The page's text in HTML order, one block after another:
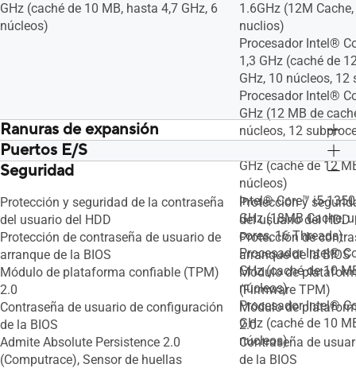
GHz (caché de 10 MB, hasta 4,7 GHz, 6
núcleos)
1.6GHz (12M
nuclios)
Procesador Intel®
1,3 GHz (caché de
GHz, 10 núcleos, 12
Procesador Intel®
GHz (12 MB de
núcleos, 12
Procesador Intel®
GHz (caché de 12
núcleos)
Intel® Core™ i5-
GHz (18MB Cache,
cores, 16 Threads)
Procesador Intel®
GHz (caché de 10
núcleos)
Procesador Intel®
GHz (caché de 10
núcleos)
Ranuras de expansión
1x M.2 2280 PCIe 4.0x4
1x M.2 2230 PCIe 4.0x4
2x DDR5 SO-DIMM slots
1x M.2 2280 PCIe
1x M.2 2230 PCIe
2x DDR5 SO-DIMM
Puertos E/S
2 x USB 3.2 de 2.ª generación tipo C
2 x USB 3.2 de 1.ª generación tipo A, 1 x
Gigabit Ethernet RJ45
1 x Conector de audio combinado de 3,5
mm
1 x HDMI 1.4
2 x USB 3.2 de 2.ª
compatible con
2 x USB 3.2 de 1.ª
Gigabit Ethernet
1 x Conector de
mm
1 x HDMI 1.4
Seguridad
Protección y seguridad de la contraseña
del usuario del HDD
Protección de contraseña de usuario de
arranque de la BIOS
Módulo de plataforma confiable (TPM)
2.0
Contraseña de usuario de configuración
de la BIOS
Admite Absolute Persistence 2.0
(Computrace), Sensor de huellas
Protección y
del usuario del HDD
Protección de
arranque de la BIOS
Módulo de
(Firmware TPM)
Módulo de
2.0
Contraseña de
de la BIOS